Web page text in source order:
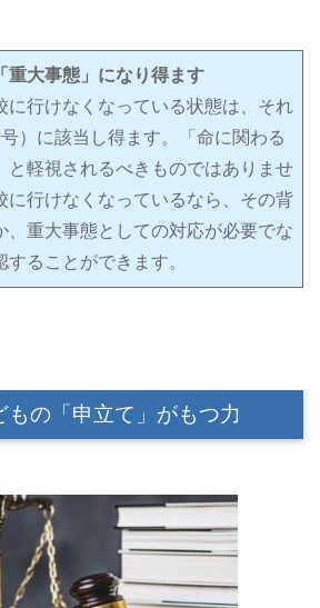
重大事態」になり得ます
に行けなくなっている状態は、それ
）に該当し得ます。「命に関わる
と軽視されるべきものではありませ
に行けなくなっているなら、その背
、重大事態としての対応が必要でな
ることができます。
もの「申立て」がもつ力